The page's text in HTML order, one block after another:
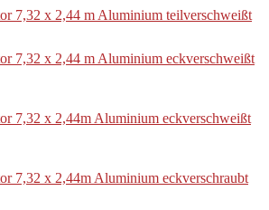
7,32 x 2,44 m Aluminium teilverschweißt
7,32 x 2,44 m Aluminium eckverschweißt
7,32 x 2,44m Aluminium eckverschweißt
7,32 x 2,44m Aluminium eckverschraubt